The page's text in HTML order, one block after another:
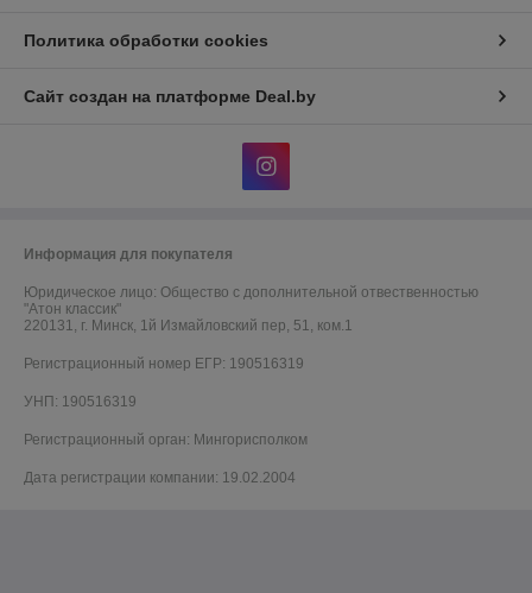
Политика обработки cookies
Сайт создан на платформе Deal.by
Информация для покупателя
Юридическое лицо: Общество с дополнительной отвественностью
"Атон классик"
220131, г. Минск, 1й Измайловский пер, 51, ком.1
Регистрационный номер ЕГР: 190516319
УНП: 190516319
Регистрационный орган: Мингорисполком
Дата регистрации компании: 19.02.2004